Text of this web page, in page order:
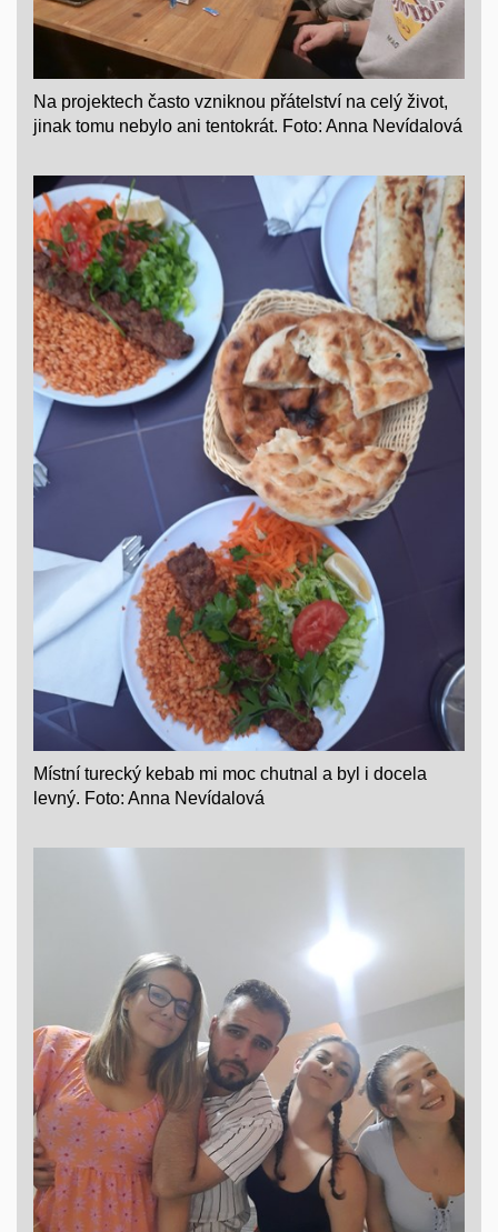
Na projektech často vzniknou přátelství na celý život,
jinak tomu nebylo ani tentokrát. Foto: Anna Nevídalová
Místní turecký kebab mi moc chutnal a byl i docela
levný. Foto: Anna Nevídalová